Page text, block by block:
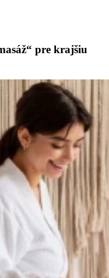
pre krajšiu